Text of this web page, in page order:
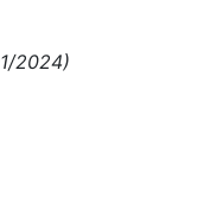
2024)